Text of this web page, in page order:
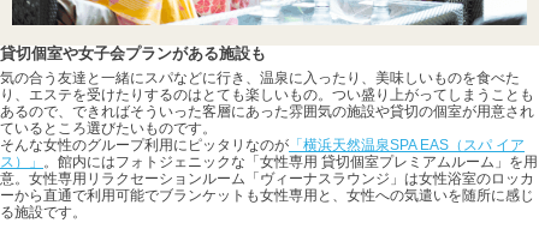
貸切個室や女子会プランがある施設も
気の合う友達と一緒にスパなどに行き、温泉に入ったり、美味しいものを食べた
り、エステを受けたりするのはとても楽しいもの。つい盛り上がってしまうことも
あるので、できればそういった客層にあった雰囲気の施設や貸切の個室が用意され
ているところ選びたいものです。
そんな女性のグループ利用にピッタリなのが 「横浜天然温泉SPA EAS（スパ イア
ス）」 。館内にはフォトジェニックな「女性専用 貸切個室プレミアムルーム」を用
意。女性専用リラクセーションルーム「ヴィーナスラウンジ」は女性浴室のロッカ
ーから直通で利用可能でブランケットも女性専用と、女性への気遣いを随所に感じ
る施設です。